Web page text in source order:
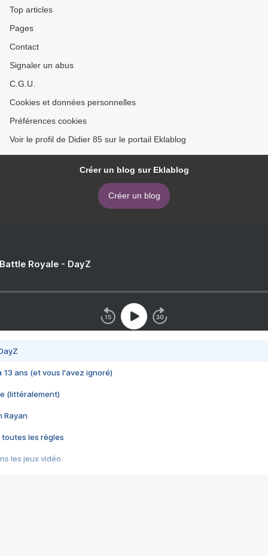
Top articles
Pages
Contact
Signaler un abus
C.G.U.
Cookies et données personnelles
Préférences cookies
Voir le profil de Didier 85 sur le portail Eklablog
Créer un blog sur Eklablog
Créer un blog
Royale - DayZ
13 ans (et vous l'avez ignoré)
(littéralement)
Rayan
toutes les règles
les jeux vidéo